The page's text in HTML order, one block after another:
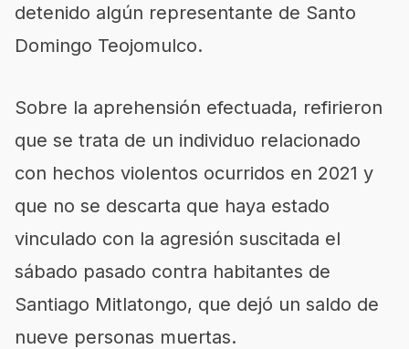
detenido algún representante de Santo
Domingo Teojomulco.
Sobre la aprehensión efectuada, refirieron
que se trata de un individuo relacionado
con hechos violentos ocurridos en 2021 y
que no se descarta que haya estado
vinculado con la agresión suscitada el
sábado pasado contra habitantes de
Santiago Mitlatongo, que dejó un saldo de
nueve personas muertas.